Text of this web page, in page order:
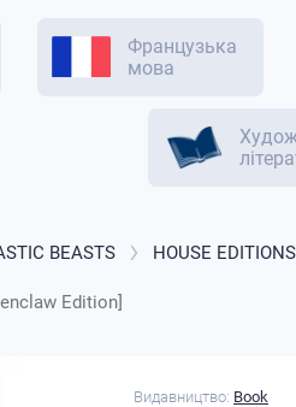
Французька
мова
BEASTS HOUSE
Edition]
Видавництво: Book